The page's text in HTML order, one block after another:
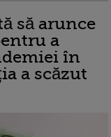
să arunce
a
în
a scăzut